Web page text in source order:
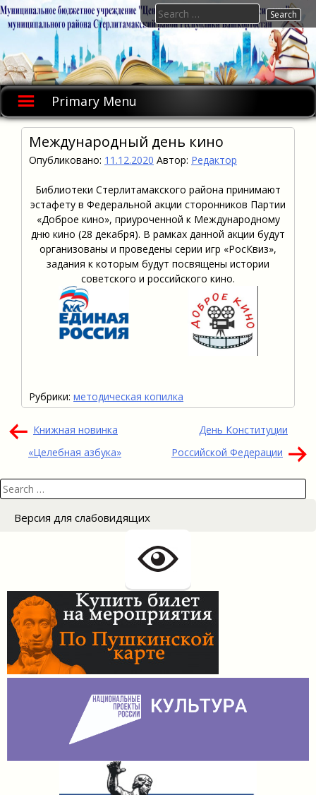
Skip
to
Primary Menu
Search
for:
Международный день кино
Опубликовано: 11.12.2020 Автор: Редактор
Библиотеки Стерлитамакского района принимают
эстафету в Федеральной акции сторонников Партии
«Доброе кино», приуроченной к Международному
дню кино (28 декабря). В рамках данной акции будут
организованы и проведены серии игр «РосКвиз»,
задания к которым будут посвящены истории
советского и российского кино.
Рубрики: методическая копилка
Навигация
по
Книжная новинка
«Целебная азбука»
День Конституции
Российской Федерации
Search
for:
Версия для слабовидящих